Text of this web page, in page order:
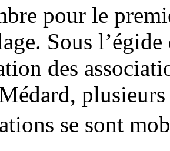
pour le
Sous l’égide
des
plusieurs
se sont